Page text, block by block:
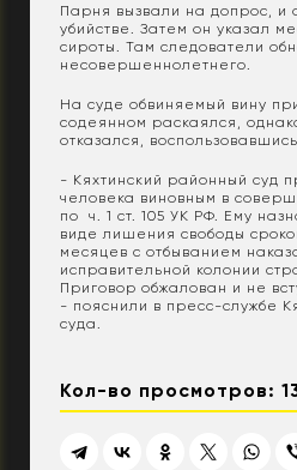
Парня вызвали на допрос, и
убийстве. Затем он указал
сироты. Там следователи
несовершеннолетнего.
На суде обвиняемый вину
содеянном раскаялся,
отказался,
- Кяхтинский районный суд
человека виновным в
по ч. 1 ст. 105 УК РФ. Ему
виде лишения свободы
месяцев с отбыванием
исправительной колонии
Приговор обжалован и не
- пояснили в пресс-службе
суда.
Кол-во просмотров: